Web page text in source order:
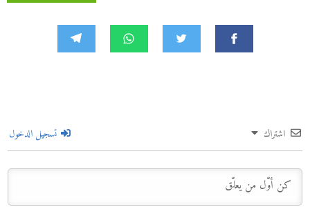
اشتراك تسجيل الدخول